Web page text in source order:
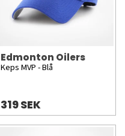
Edmonton Oilers
Keps MVP - Blå
319 SEK